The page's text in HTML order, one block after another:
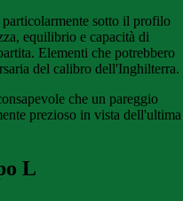
sotto il profilo
equilibrio e capacità di
Elementi che potrebbero
del calibro dell'Inghilterra.
che un pareggio
prezioso in vista dell'ultima
L